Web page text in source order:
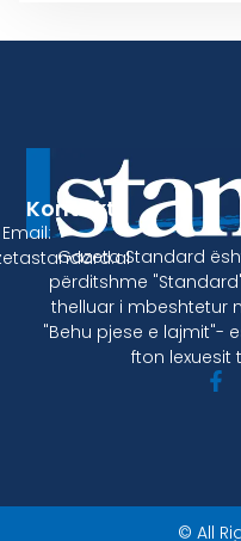
Gazeta Standard
përditshme
thelluar i mbeshtetur
"Behu pjese e lajmit"-
fton lexuesit
Kontakt
Email:
© All